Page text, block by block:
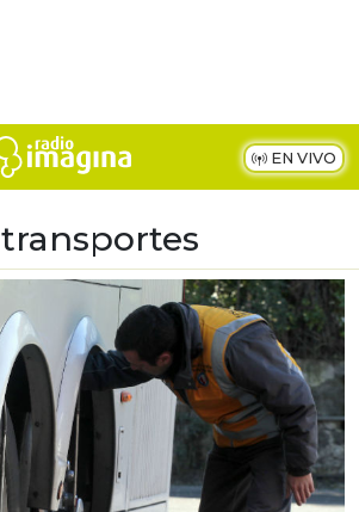
EN VIVO
transportes